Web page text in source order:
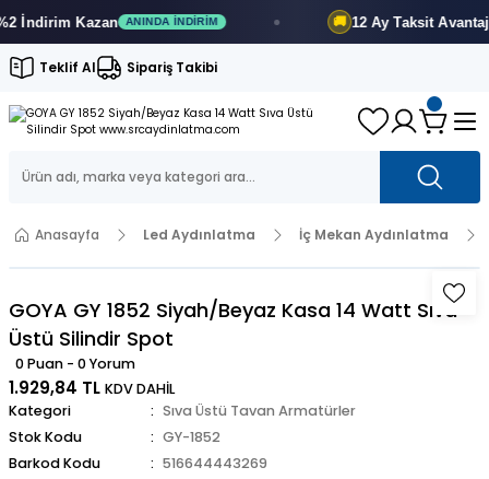
Kazan ANINDA İNDIRIM 12 Ay Taksit Avantajı
Teklif Al Sipariş Takibi
Anasayfa Led Aydınlatma İç Mekan Aydınlatma
GOYA GY 1852 Siyah/Beyaz Kasa 14 Watt Sıva
Üstü Silindir Spot
0 Puan - 0 Yorum
1.929,84 TL KDV DAHİL
Kategori
Sıva Üstü Tavan Armatürler
Stok Kodu
GY-1852
Barkod Kodu
516644443269